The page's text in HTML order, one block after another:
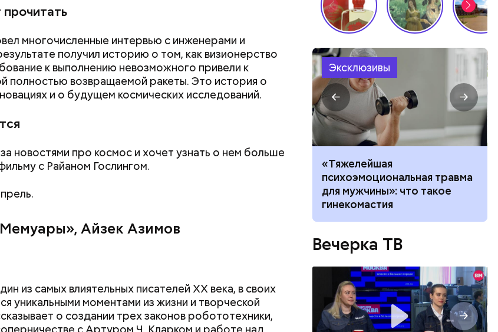
многочисленные интервью с инженерами и
получил историю о том, как визионерство
к выполнению невозможного привели к
полностью возвращаемой ракеты. Это история о
и о будущем космических исследований.
новостями про космос и хочет узнать о нем больше
с Райаном Гослингом.
Айзек Азимов
из самых влиятельных писателей XX века, в своих
уникальными моментами из жизни и творческой
о создании трех законов робототехники,
Эксклюзивы
градус опасности»:
и закончится жара
«Тяжелейшая
психоэмоциональная травма
для мужчины»: что такое
гинекомастия
Вечерка ТВ